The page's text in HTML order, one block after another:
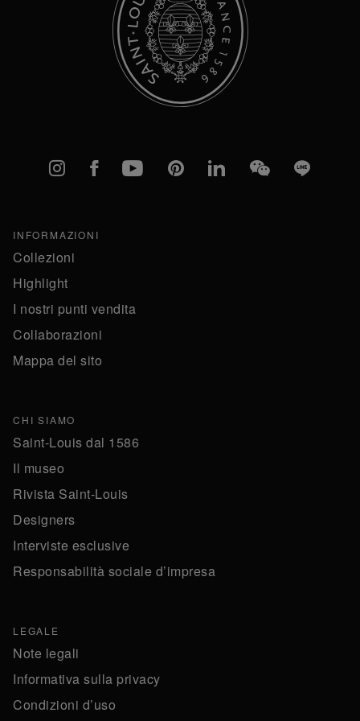
Instagram
FacebookYouTubePinterestlinkedInWeChatLine
INFORMAZIONI
Collezioni
Highlight
I nostri punti vendita
Collaborazioni
Mappa del sito
CHI SIAMO
Saint-Louis dal 1586
Il museo
Rivista Saint-Louis
Designers
Interviste esclusive
Responsabilità sociale d’impresa
LEGALE
Note legali
Informativa sulla privacy
Condizioni d’uso